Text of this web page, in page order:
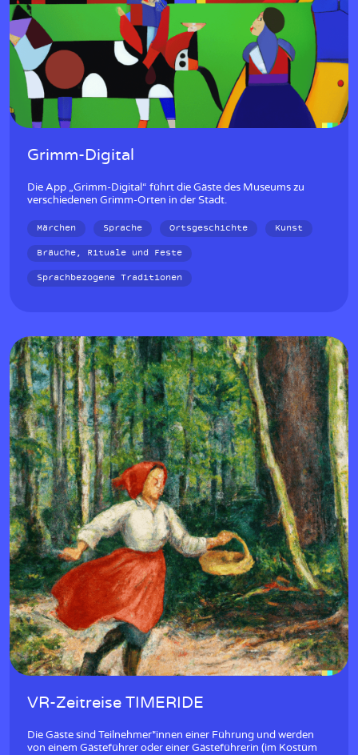
Grimm-Digital
Die App „Grimm-Digital“ führt die Gäste des Museums zu
verschiedenen Grimm-Orten in der Stadt.
Märchen Sprache Ortsgeschichte
Kunst
Bräuche, Rituale und Feste
Sprachbezogene Traditionen
VR-Zeitreise TIMERIDE
Die Gäste sind Teilnehmer*innen einer Führung und werden
von einem Gästeführer oder einer Gästeführerin (im Kostüm